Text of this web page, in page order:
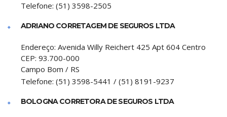
Telefone: (51) 3598-2505
ADRIANO CORRETAGEM DE SEGUROS LTDA
Endereço: Avenida Willy Reichert 425 Apt 604 Centro
CEP: 93.700-000
Campo Bom / RS
Telefone: (51) 3598-5441 / (51) 8191-9237
BOLOGNA CORRETORA DE SEGUROS LTDA